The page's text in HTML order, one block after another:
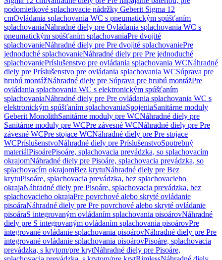
podomietkové splachovacie nádržky Geberit Sigma 12
cmOvládania splachovania WC s pneumatickým spúšťaním
splachovaniaNáhradné diely pre Ovládania splachovania WC s
pneumatickým spúšťaním splachovaniaPre dvojité
splachovanieNáhradné diely pre Pre dvojité splachovaniePre
jednoduché splachovanieNáhradné diely pre Pre jednoduché
splachovaniePríslušenstvo pre ovládania splachovania WCNáhradné
diely pre Príslušenstvo pre ovládania splachovania WCSúprava pre
hrubú montážNáhradné diely pre Súprava pre hrubú montážPre
ovládania splachovania WC s elektronickým spúšťaním
splachovaniaNáhradné diely pre Pre ovládania splachovania WC s
elektronickým spúšťaním splachovaniaSpojeniaSanitárne moduly
Geberit MonolithSanitárne moduly pre WCNáhradné diely pre
Sanitárne moduly pre WCPre závesné WCNáhradné diely pre Pre
závesné WCPre stojace WCNáhradné diely pre Pre stojace
WCPríslušenstvoNáhradné diely pre PríslušenstvoSpotrebný
materiálPisoárePisoáre, splachovacia prevádzka, so splachovacím
okrajomNáhradné diely pre Pisoáre, splachovacia prevádzka, so
splachovacím okrajomBez krytuNáhradné diely pre Bez
krytuPisoáre, splachovacia prevádzka, bez splachovacieho
okrajaNáhradné diely pre Pisoáre, splachovacia prevádzka, bez
splachovacieho okrajaPre povrchové alebo skryté ovládanie
pisoáraNáhradné diely pre Pre povrchové alebo skryté ovládanie
pisoáraS integrovaným ovládaním splachovania pisoárovNáhradné
diely pre S integrovaným ovládaním splachovania pisoárovPre
integrované ovládanie splachovania pisoárovNáhradné diely pre Pre
integrované ovládanie splachovania pisoárovPisoáre, splachovacia
prevádzka, s krytom/pre krytNáhradné diely pre Pisoáre,